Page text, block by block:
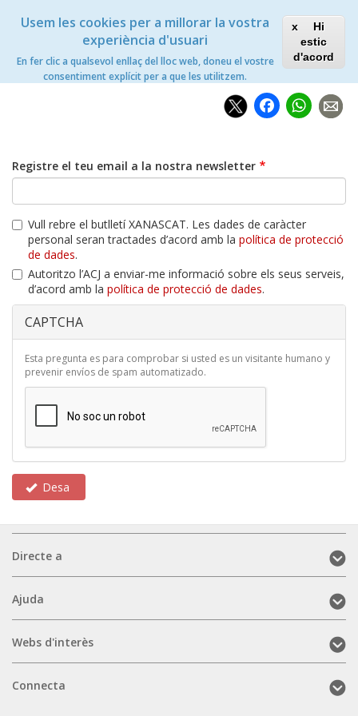
Usem les cookies per a millorar la vostra
experiència d'usuari
En fer clic a qualsevol enllaç del lloc web, doneu el vostre
consentiment explícit per a que les utilitzem.
Hi
estic
d'acord
Toggle
Xanascat
Inici Subscripció al butlletí
Registre el teu email a la nostra newsletter
Vull rebre el butlletí XANASCAT. Les dades de caràcter
personal seran tractades d’acord amb la política de protecció
de dades.
Autoritzo l’ACJ a enviar-me informació sobre els seus serveis,
d’acord amb la política de protecció de dades.
CAPTCHA
Esta pregunta es para comprobar si usted es un visitante humano y
prevenir envíos de spam automatizado.
Desa
Directe
a
Directe a
Ajuda
(mobile)
Ajuda
Webs
d'interès
Webs d'interès
Connecta
Connecta